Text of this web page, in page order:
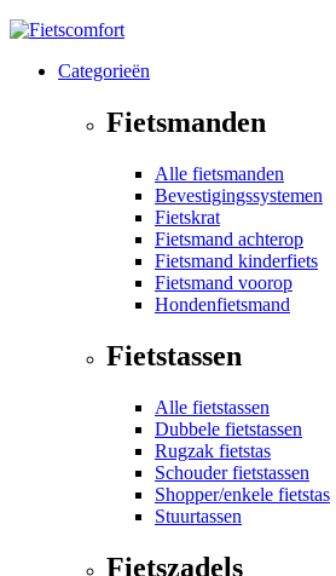
Categorieën
Fietsmanden
Alle fietsmanden
Bevestigingssystemen
Fietskrat
Fietsmand achterop
Fietsmand kinderfiets
Fietsmand voorop
Hondenfietsmand
Fietstassen
Alle fietstassen
Dubbele fietstassen
Rugzak fietstas
Schouder fietstassen
Shopper/enkele fietstas
Stuurtassen
Fietszadels